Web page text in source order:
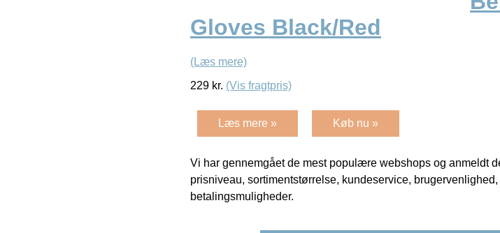
Gloves Black/Red
(Læs mere)
229 kr. (Vis fragtpris)
Læs mere » Køb nu »
Vi har gennemgået de mest populære webshops og anmeldt
prisniveau, sortimentstørrelse, kundeservice,
betalingsmuligheder.